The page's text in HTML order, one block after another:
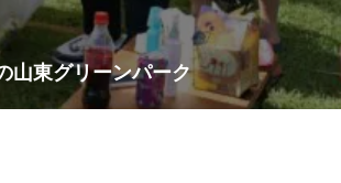
山東グリーンパーク